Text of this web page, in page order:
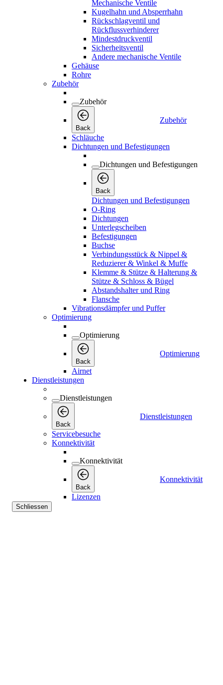
Mechanische Ventile
Kugelhahn und Absperrhahn
Rückschlagventil und
Rückflussverhinderer
Mindestdruckventil
Sicherheitsventil
Andere mechanische Ventile
Gehäuse
Rohre
Zubehör
Zubehör
Back
Zubehör
Schläuche
Dichtungen und Befestigungen
Dichtungen und Befestigungen
Back
Dichtungen und Befestigungen
O-Ring
Dichtungen
Unterlegscheiben
Befestigungen
Buchse
Verbindungsstück & Nippel &
Reduzierer & Winkel & Muffe
Klemme & Stütze & Halterung &
Stütze & Schloss & Bügel
Abstandshalter und Ring
Flansche
Vibrationsdämpfer und Puffer
Optimierung
Optimierung
Back
Optimierung
Airnet
Dienstleistungen
Dienstleistungen
Back
Dienstleistungen
Servicebesuche
Konnektivität
Konnektivität
Back
Konnektivität
Lizenzen
Schliessen